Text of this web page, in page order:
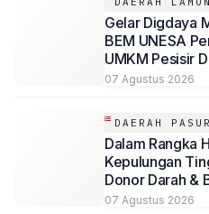
Gelar Digdaya
BEM UNESA
UMKM Pesisir
07 Agustus 2026
DAERAH
Dalam Rangka
Kepulungan
Donor Darah &
07 Agustus 2026